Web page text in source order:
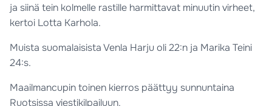
ja siinä tein kolmelle rastille harmittavat minuutin virheet,
kertoi Lotta Karhola.
Muista suomalaisista Venla Harju oli 22:n ja Marika Teini
24:s.
Maailmancupin toinen kierros päättyy sunnuntaina
Ruotsissa viestikilpailuun.